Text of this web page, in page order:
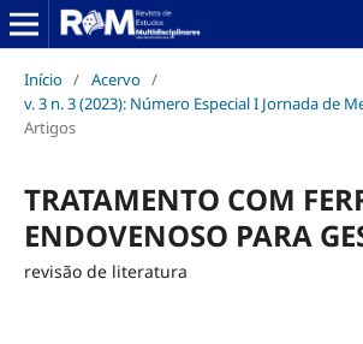
Início / Acervo /
v. 3 n. 3 (2023): Número Especial I Jornada de
Artigos
TRATAMENTO COM
ENDOVENOSO PARA
revisão de literatura